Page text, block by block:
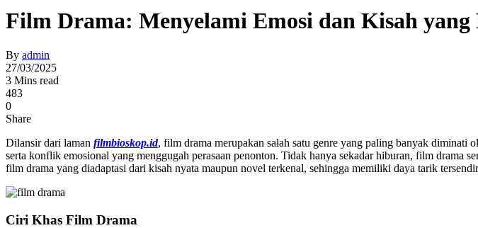
Film Drama: Menyelami Emosi dan Kisah
By admin
27/03/2025
3 Mins read
483
0
Share
Dilansir dari laman filmbioskop.id, film drama merupakan salah satu genre yang paling banyak diminati
serta konflik emosional yang menggugah perasaan penonton. Tidak hanya sekadar hiburan, film drama
film drama yang diadaptasi dari kisah nyata maupun novel terkenal, sehingga memiliki daya tarik
Ciri Khas Film Drama